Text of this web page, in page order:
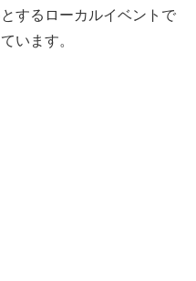
するローカルイベントで
います。